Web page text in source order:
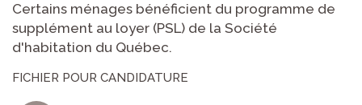
Certains ménages bénéficient du programme de
supplément au loyer (PSL) de la Société
d'habitation du Québec.
FICHIER POUR CANDIDATURE